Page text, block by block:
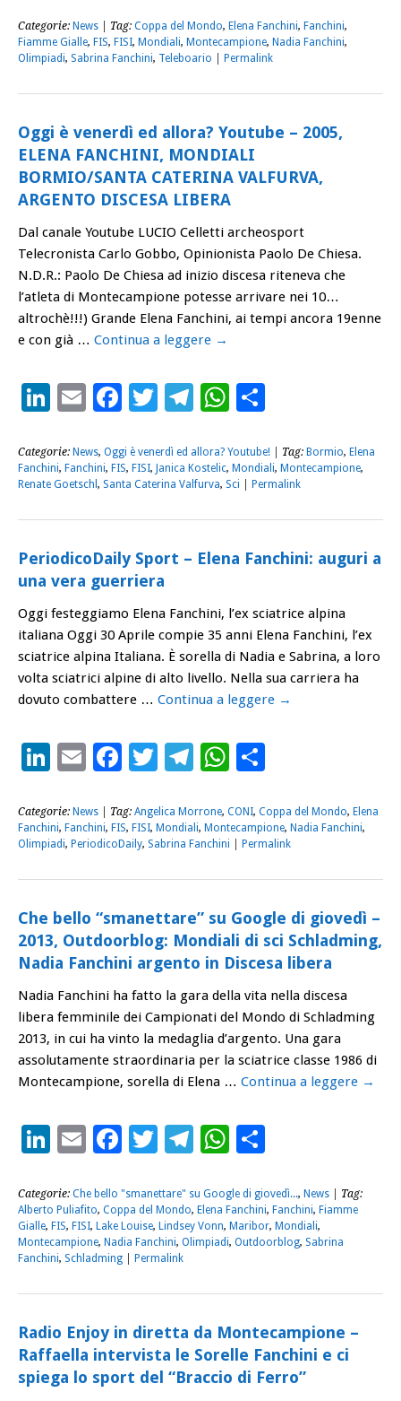
Categorie: News | Tag: Coppa del Mondo, Elena Fanchini, Fanchini,
Fiamme Gialle, FIS, FISI, Mondiali, Montecampione, Nadia Fanchini,
Olimpiadi, Sabrina Fanchini, Teleboario Permalink
Oggi è venerdì ed allora? Youtube – 2005,
ELENA FANCHINI, MONDIALI
BORMIO/SANTA CATERINA VALFURVA,
ARGENTO DISCESA LIBERA
Dal canale Youtube LUCIO Celletti archeosport
Telecronista Carlo Gobbo, Opinionista Paolo De Chiesa.
N.D.R.: Paolo De Chiesa ad inizio discesa riteneva che
l’atleta di Montecampione potesse arrivare nei 10…
altrochè!!!) Grande Elena Fanchini, ai tempi ancora 19enne
e con già … Continua a leggere →
LinkedIn
EmailFacebook
Twitter
Telegram
WhatsApp
Categorie: News, Oggi è venerdì ed allora? Youtube! | Tag: Bormio, Elena
Fanchini, Fanchini, FIS, FISI, Janica Kostelic, Mondiali, Montecampione,
Renate Goetschl , Santa Caterina Valfurva, Sci Permalink
PeriodicoDaily Sport – Elena Fanchini: auguri a
una vera guerriera
Oggi festeggiamo Elena Fanchini, l’ex sciatrice alpina
italiana Oggi 30 Aprile compie 35 anni Elena Fanchini, l’ex
sciatrice alpina Italiana. È sorella di Nadia e Sabrina, a loro
volta sciatrici alpine di alto livello. Nella sua carriera ha
dovuto combattere … Continua a leggere →
LinkedIn
EmailFacebook
Twitter
Telegram
WhatsApp
Categorie: News | Tag: Angelica Morrone, CONI, Coppa del Mondo, Elena
Fanchini, Fanchini, FIS, FISI, Mondiali, Montecampione, Nadia Fanchini,
Olimpiadi, PeriodicoDaily, Sabrina Fanchini Permalink
Che bello “smanettare” su Google di giovedì –
2013, Outdoorblog: Mondiali di sci Schladming,
Nadia Fanchini argento in Discesa libera
Nadia Fanchini ha fatto la gara della vita nella discesa
libera femminile dei Campionati del Mondo di Schladming
2013, in cui ha vinto la medaglia d’argento. Una gara
assolutamente straordinaria per la sciatrice classe 1986 di
Montecampione, sorella di Elena … Continua a leggere →
LinkedIn
EmailFacebook
Twitter
Telegram
WhatsApp
Categorie: Che bello "smanettare" su Google di giovedì..., News | Tag:
Alberto Puliafito, Coppa del Mondo, Elena Fanchini, Fanchini, Fiamme
Gialle, FIS, FISI, Lake Louise, Lindsey Vonn, Maribor, Mondiali,
Montecampione, Nadia Fanchini, Olimpiadi, Outdoorblog, Sabrina
Fanchini, Schladming Permalink
Radio Enjoy in diretta da Montecampione –
Raffaella intervista le Sorelle Fanchini e ci
spiega lo sport del “Braccio di Ferro”